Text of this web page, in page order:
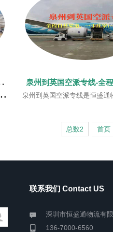
双清到门 泉州到英国空派专线-全
泉州到英国空派专线是恒盛通物流全程自营渠道，一手庄家(一手价格)，恒盛通与南航/东航/国航/泰航/美联等航空公司一手庄家，每周稳定
总数2 首页
联系我们 Contact US
深圳市恒盛通物流有
136-7000-6560